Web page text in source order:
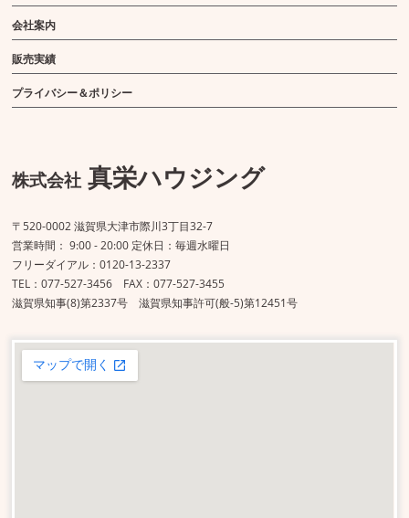
会社案内
販売実績
プライバシー＆ポリシー
株式会社 真栄ハウジング
〒520-0002 滋賀県大津市際川3丁目32-7
営業時間： 9:00 - 20:00 定休日：毎週水曜日
フリーダイアル：0120-13-2337
TEL：077-527-3456 FAX：077-527-3455
滋賀県知事(8)第2337号 滋賀県知事許可(般-5)第12451号